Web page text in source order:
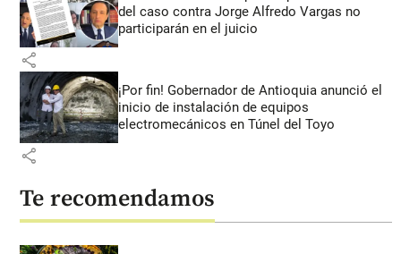
del caso contra Jorge Alfredo Vargas no
participarán en el juicio
share
¡Por fin! Gobernador de Antioquia anunció el
inicio de instalación de equipos
electromecánicos en Túnel del Toyo
share
Te recomendamos